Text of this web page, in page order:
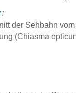
der Sehbahn
(Chiasma